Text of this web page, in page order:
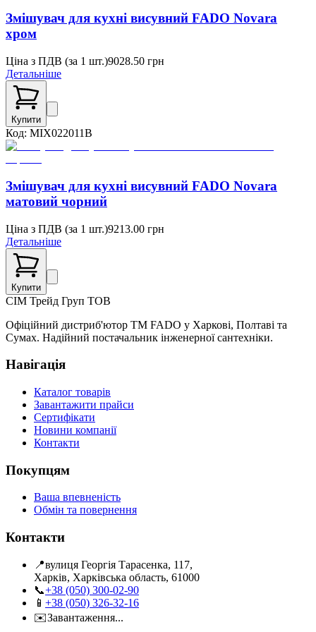
Змішувач для кухні висувний FADO Novara
хром
Ціна з ПДВ (за 1 шт.)9028.50 грн
Детальніше
Купити
Код: MIX022011B
Змішувач для кухні висувний FADO Novara
матовий чорний
Ціна з ПДВ (за 1 шт.)9213.00 грн
Детальніше
Купити
СІМ Трейд Груп ТОВ
Офіційний дистриб'ютор ТМ FADO у Харкові, Полтаві та
Сумах. Надійний постачальник інженерної сантехніки.
Навігація
Каталог товарів
Завантажити прайси
Сертифікати
Новини компанії
Контакти
Покупцям
Ваша впевненість
Обмін та повернення
Контакти
📍вулиця Георгія Тарасенка, 117,
Харків, Харківська область, 61000
📞+38 (050) 300-02-90
📱 +38 (050) 326-32-16
✉️Завантаження...